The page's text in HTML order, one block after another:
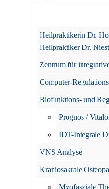
Heilpraktikerin Dr.
Heilpraktiker Dr.
Zentrum für
Computer-
Biofunktions- und
Prognos /
IDT-Integrale
VNS Analyse
Kraniosakrale
Myofasziale